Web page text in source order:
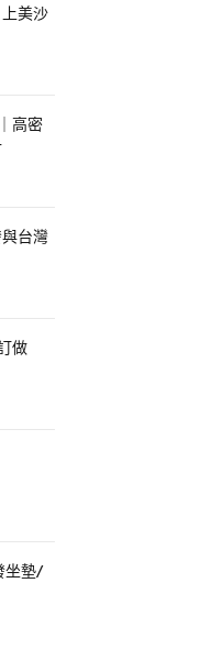
美沙
高密
台灣
做
坐墊/